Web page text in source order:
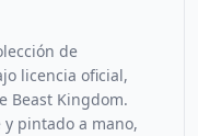
de
licencia oficial,
Beast Kingdom.
pintado a mano,